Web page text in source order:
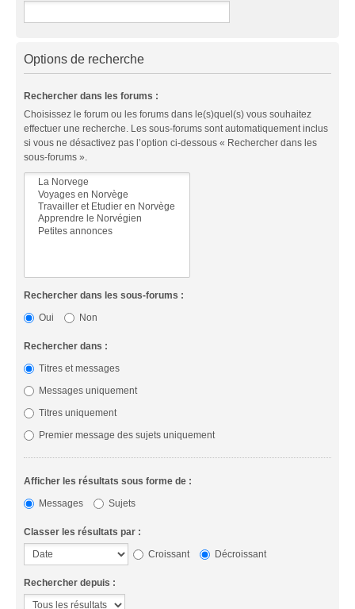
Options de recherche
Rechercher dans les forums :
Choisissez le forum ou les forums dans le(s)quel(s) vous souhaitez
effectuer une recherche. Les sous-forums sont automatiquement inclus
si vous ne désactivez pas l’option ci-dessous « Rechercher dans les
sous-forums ».
Rechercher dans les sous-forums :
Oui
Non
Rechercher dans :
Titres et messages
Messages uniquement
Titres uniquement
Premier message des sujets uniquement
Afficher les résultats sous forme de :
Messages
Sujets
Classer les résultats par :
Croissant
Décroissant
Rechercher depuis :